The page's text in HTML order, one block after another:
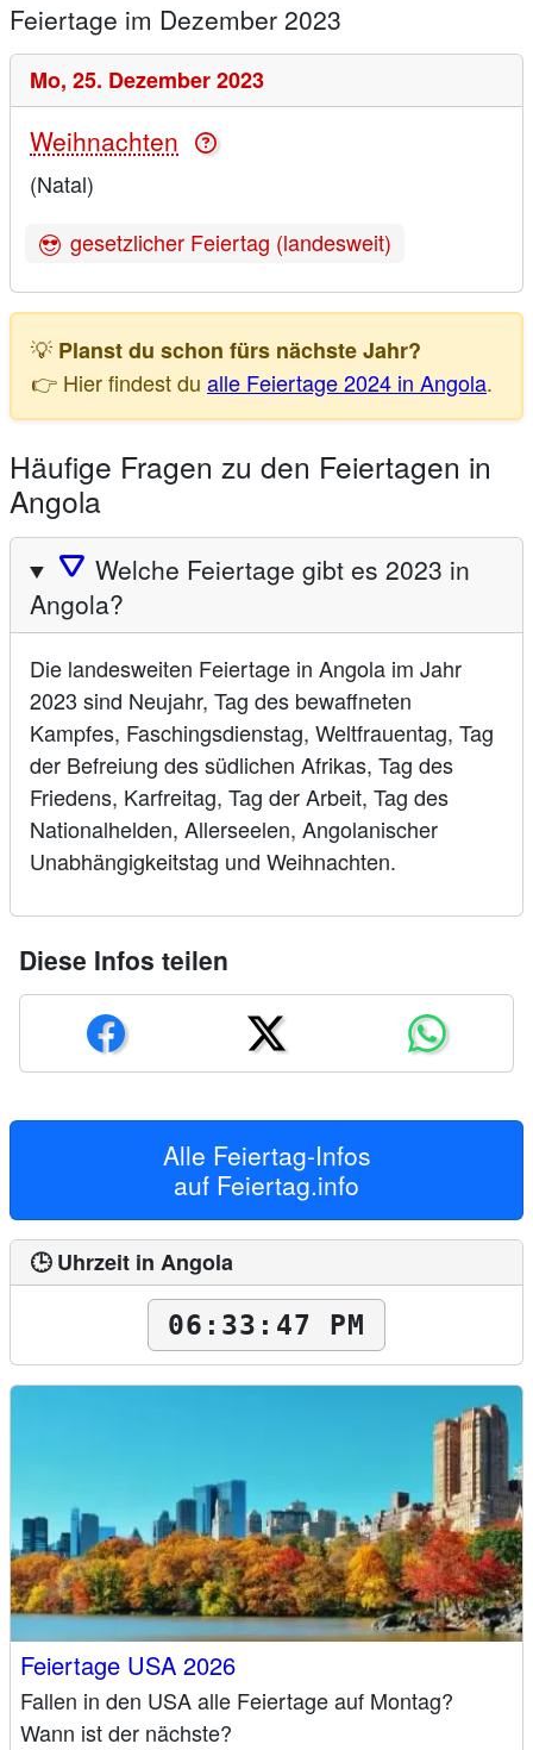
Feiertage im Dezember 2023
Mo, 25. Dezember 2023
Weihnachten
(Natal)
gesetzlicher Feiertag (landesweit)
💡 Planst du schon fürs nächste Jahr?
👉 Hier findest du alle Feiertage 2024 in Angola.
Häufige Fragen zu den Feiertagen in
Angola
🛆 Welche Feiertage gibt es 2023 in
Angola?
Die landesweiten Feiertage in Angola im Jahr
2023 sind Neujahr, Tag des bewaffneten
Kampfes, Faschingsdienstag, Weltfrauentag, Tag
der Befreiung des südlichen Afrikas, Tag des
Friedens, Karfreitag, Tag der Arbeit, Tag des
Nationalhelden, Allerseelen, Angolanischer
Unabhängigkeitstag und Weihnachten.
Diese Infos teilen
Alle Feiertag-Infos
auf Feiertag.info
🕒 Uhrzeit in Angola
06:33:48 PM
Feiertage USA 2026
Fallen in den USA alle Feiertage auf Montag?
Wann ist der nächste?